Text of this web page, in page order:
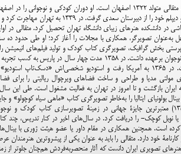
«فرشید مثقالی متولد 1322 اصفهان است. او دوران کودکی و نوجوانی را در
گذراند و دیپلم خود را از دبیرستان سعدی گرفت. در 1339 به تهران مهاجرت
در دانشکده هنرهای زیبای دانشگاه تهران تحصیل کرد. مثقالی در
به‌عنوان تصویرگر، همکاری با مجلات را آغاز کرد؛ او طی حدود ده
بخش گرافیک، تصویرگری کتاب کودک و تولید فیلم‌های انیمیشن را
کانون پرورش فکری کودکان و نوجوان برعهده داشت. در 1358 مدت چهار سال در پاریس به کسب
زمینۀ نقاشی و مجسمه پرداخت. در 1365 به آمریکا رفت و استودیو شخصی‌اش «دسک‌تاپ
مولتی مدیا و طراحی و ساخت فضاهای ویرچوال ریالیتی را برای
انجام داد. او در 1376 به ایران بازگشت و تا امروز در تهران به فعالیت مشغول است. طی این
بولونیای ایتالیا را به‌خاطر تصویرگری کتاب «ماهی سیاه کوچولو» و
«هانس کریستین اندرسن» (1353) معتبرترین جایزۀ جهانی در زمینۀ تصویرسازی کتاب کودک و
یا نوبل کوچک- را دریافت کرد. در سال‌های اخیر در کنار تدریس، چند
کرده است. همچنین همکاری در مقام داور یا عضو هیئت ژوری با
خود دارد. مثقالی را باید به عنوان یکی از پیشروترین هنرمندان
تصویری ایران دانست که آثار منحصربه‌فردش هم‌چنان جلوتر از